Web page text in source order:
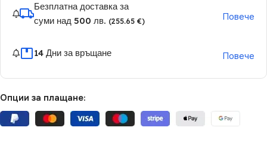
Безплатна доставка за
суми над 500 лв. (255.65 €) Повече
14 Дни за връщане Повече
Опции за плащане: